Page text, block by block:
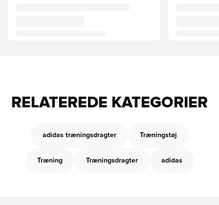
RELATEREDE KATEGORIER
adidas træningsdragter Træningstøj
Træning Træningsdragter adidas